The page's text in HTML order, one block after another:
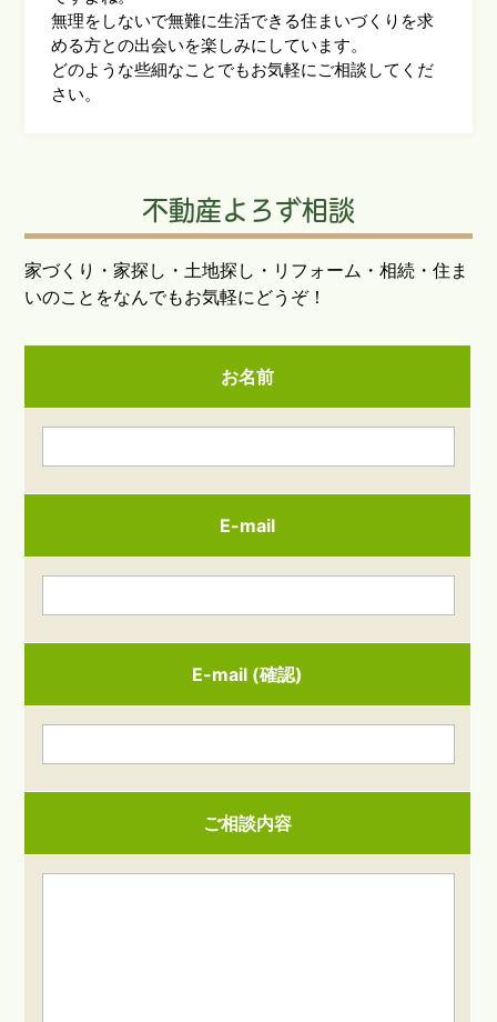
無理をしないで無難に生活できる住まいづくりを求
める方との出会いを楽しみにしています。
どのような些細なことでもお気軽にご相談してくだ
さい。
不動産よろず相談
家づくり・家探し・土地探し・リフォーム・相続・住ま
いのことをなんでもお気軽にどうぞ！
お名前
E-mail
E-mail (確認)
ご相談内容